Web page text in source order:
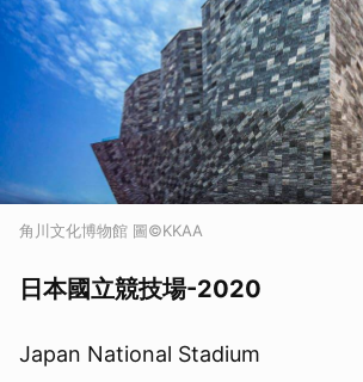
角川文化博物館 圖©KKAA
日本國立競技場-2020
Japan National Stadium